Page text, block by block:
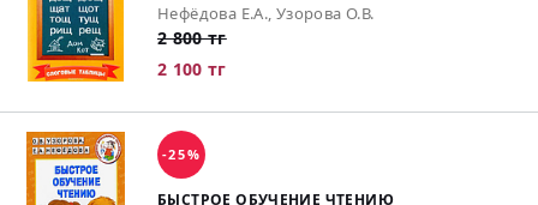
Нефёдова Е.А., Узорова О.В.
2 800 тг
2 100 тг
-25%
БЫСТРОЕ ОБУЧЕНИЕ ЧТЕНИЮ